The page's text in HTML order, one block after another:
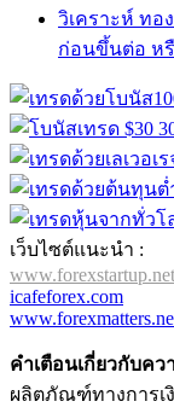
วิเคราะห์ ทอ
ก่อนขึ้นต่อ ห
เว็บไซต์แนะนำ :
www.forexstartup.net
icafeforex.com
คำเตือนเกี่ยวกับคว
ผลิตภัณฑ์ทางการเ